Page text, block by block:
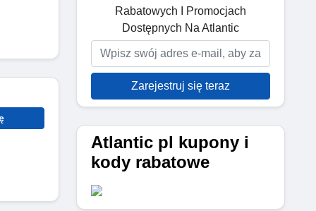
Rabatowych I Promocjach
Dostępnych Na Atlantic
Zarejestruj się teraz
Atlantic pl kupony i
kody rabatowe